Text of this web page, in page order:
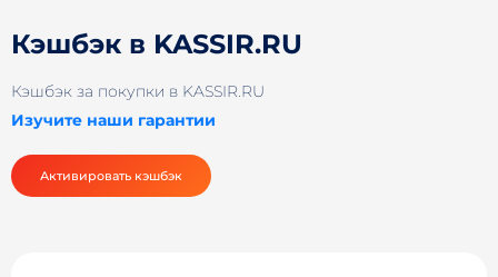
Кэшбэк в KASSIR.RU
Кэшбэк за покупки в KASSIR.RU
Изучите наши гарантии
Активировать кэшбэк